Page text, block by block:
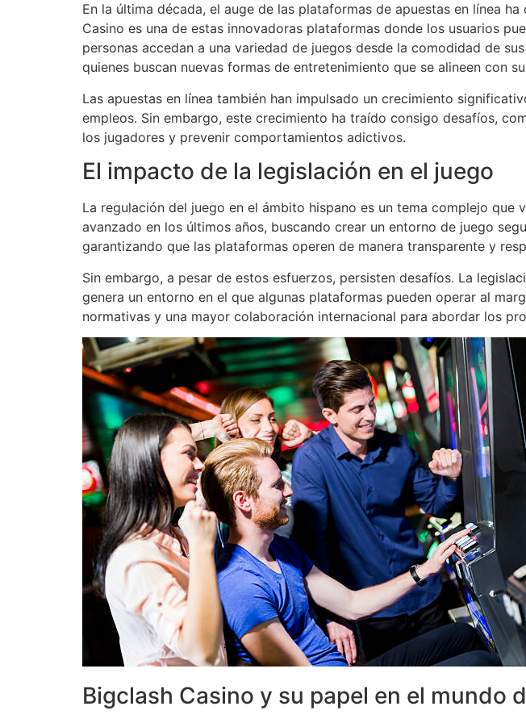
En la última década, el auge de las plataformas de apuestas en línea
Casino es una de estas innovadoras plataformas donde los usuarios
personas accedan a una variedad de juegos desde la comodidad de
quienes buscan nuevas formas de entretenimiento que se alineen con
Las apuestas en línea también han impulsado un crecimiento
empleos. Sin embargo, este crecimiento ha traído consigo desafíos,
los jugadores y prevenir comportamientos adictivos.
El impacto de la legislación en el juego
La regulación del juego en el ámbito hispano es un tema complejo que
avanzado en los últimos años, buscando crear un entorno de juego
garantizando que las plataformas operen de manera transparente y
Sin embargo, a pesar de estos esfuerzos, persisten desafíos. La
genera un entorno en el que algunas plataformas pueden operar al
normativas y una mayor colaboración internacional para abordar los
Bigclash Casino y su papel en el mundo